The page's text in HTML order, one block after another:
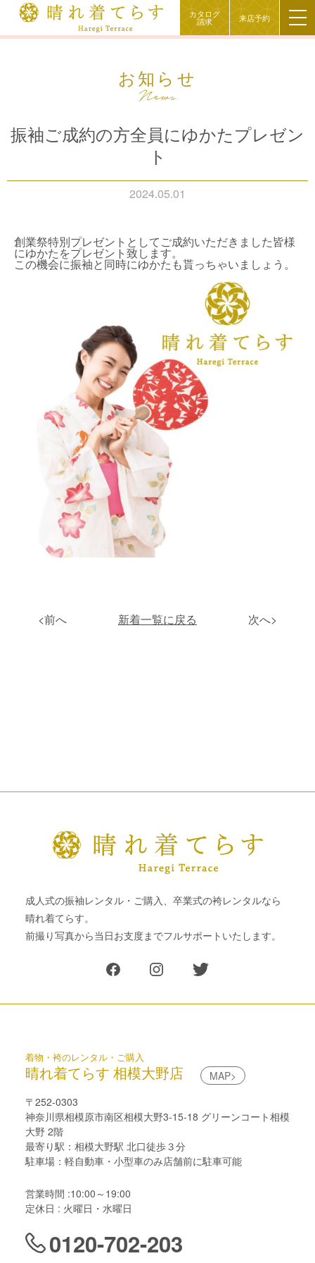
カタログ
請求 来店予約
お知らせ
振袖ご成約の方全員にゆかたプレゼン
ト
2024.05.01
創業祭特別プレゼントとしてご成約いただきました皆様
にゆかたをプレゼント致します。
この機会に振袖と同時にゆかたも貰っちゃいましょう。
<前へ 新着一覧に戻る 次へ>
成人式の振袖レンタル・ご購入、卒業式の袴レンタルなら
晴れ着てらす。
前撮り写真から当日お支度までフルサポートいたします。
着物・袴のレンタル・ご購入
晴れ着てらす 相模大野店
MAP>
〒252-0303
神奈川県相模原市南区相模大野3-15-18 グリーンコート相模
大野 2階
最寄り駅：相模大野駅 北口徒歩３分
駐車場：軽自動車・小型車のみ店舗前に駐車可能
営業時間 :10:00～19:00
定休日 : 火曜日・水曜日
0120-702-203